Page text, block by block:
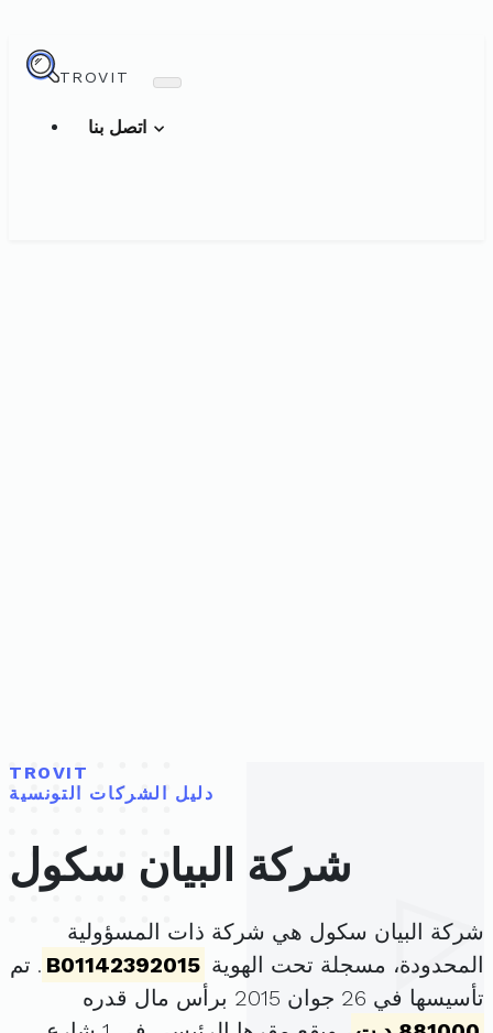
TROVIT
TROVIT
دليل الشركات التونسية
شركة البيان سكول
شركة البيان سكول هي شركة ذات المسؤولية
المحدودة، مسجلة تحت الهوية B01142392015 . تم
تأسيسها في 26 جوان 2015 برأس مال قدره